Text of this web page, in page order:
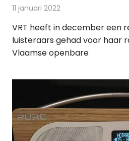
11 januari 2022
VRT heeft in december een
luisteraars gehad voor haar
Vlaamse openbare